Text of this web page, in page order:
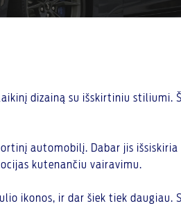
dizainą su išskirtiniu
automobilį. Dabar jis
kutenančiu vairavimu.
ikonos, ir dar šiek tiek daugiau.